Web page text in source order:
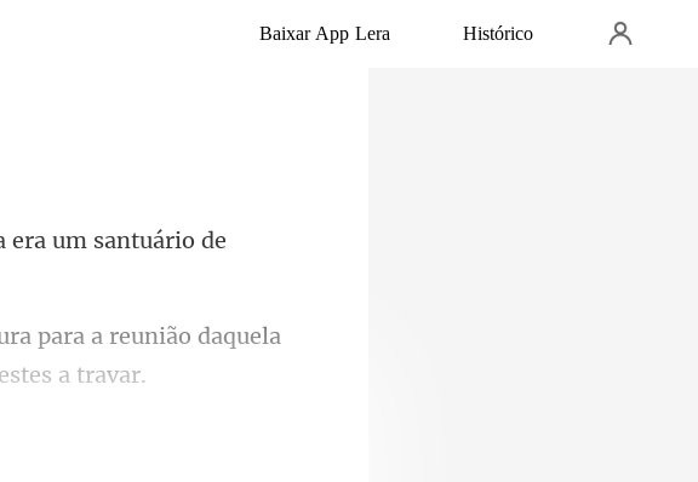
Baixar App Lera Histórico
e
para a reunião daquela